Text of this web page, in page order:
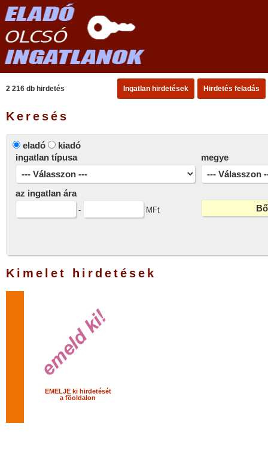
2 216 db hirdetés Ingatlan hirdetések Hirdetés feladás
Keresés
eladó
kiadó
ingatlan típusa
megye
az ingatlan ára
- MFt
Kimelet hirdetések
EMELJE ki hirdetését
a fõoldalon